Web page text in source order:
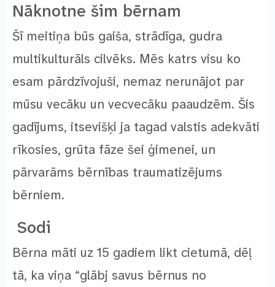
Nāknotne šim bērnam
Šī meitiņa būs gaiša, strādīga, gudra
multikulturāls cilvēks. Mēs katrs visu ko
esam pārdzīvojuši, nemaz nerunājot par
mūsu vecāku un vecvecāku paaudzēm. Šis
gadījums, itsevišķi ja tagad valstis adekvāti
rīkosies, grūta fāze šei ģimenei, un
pārvarāms bērnības traumatizējums
bērniem.
Sodi
Bērna māti uz 15 gadiem likt cietumā, dēļ
tā, ka viņa “glābj savus bērnus no